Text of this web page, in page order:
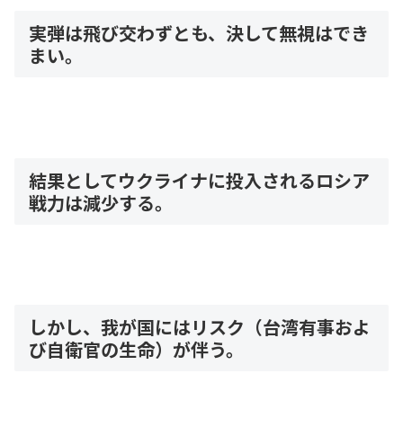
実弾は飛び交わずとも、決して無視はでき
まい。
結果としてウクライナに投入されるロシア
戦力は減少する。
しかし、我が国にはリスク（台湾有事およ
び自衛官の生命）が伴う。